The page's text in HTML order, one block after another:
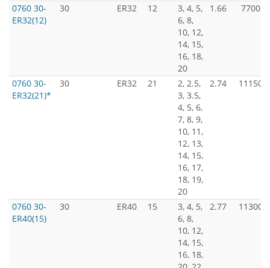
0760 30-
ER32(12)
30 ER32 12
3, 4, 5,
6, 8,
10, 12,
14, 15,
16, 18,
20
1.66 7700
0760 30-
ER32(21)*
30 ER32 21
2, 2.5,
3, 3.5,
4, 5, 6,
7, 8, 9,
10, 11,
12, 13,
14, 15,
16, 17,
18, 19,
20
2.74 11150
0760 30-
ER40(15)
30 ER40 15
3, 4, 5,
6, 8,
10, 12,
14, 15,
16, 18,
2.77 11300